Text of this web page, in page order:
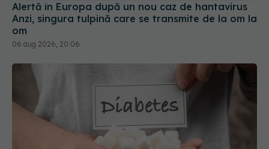
Alertă în Europa după un nou caz de hantavirus
Anzi, singura tulpină care se transmite de la om la
om
06 aug 2026, 20:06